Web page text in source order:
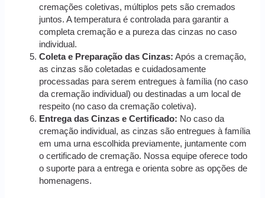
cremações coletivas, múltiplos pets são cremados
juntos. A temperatura é controlada para garantir a
completa cremação e a pureza das cinzas no caso
individual.
Coleta e Preparação das Cinzas: Após a cremação,
as cinzas são coletadas e cuidadosamente
processadas para serem entregues à família (no caso
da cremação individual) ou destinadas a um local de
respeito (no caso da cremação coletiva).
Entrega das Cinzas e Certificado: No caso da
cremação individual, as cinzas são entregues à família
em uma urna escolhida previamente, juntamente com
o certificado de cremação. Nossa equipe oferece todo
o suporte para a entrega e orienta sobre as opções de
homenagens.